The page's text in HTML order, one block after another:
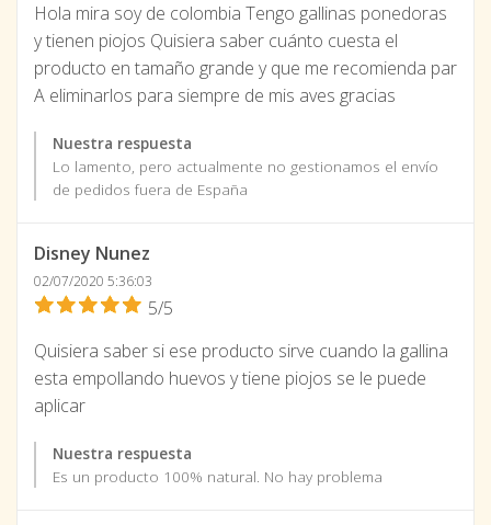
Hola mira soy de colombia Tengo gallinas ponedoras
y tienen piojos Quisiera saber cuánto cuesta el
producto en tamaño grande y que me recomienda par
A eliminarlos para siempre de mis aves gracias
Nuestra respuesta
Lo lamento, pero actualmente no gestionamos el envío
de pedidos fuera de España
Disney Nunez
02/07/2020 5:36:03
5/5
Quisiera saber si ese producto sirve cuando la gallina
esta empollando huevos y tiene piojos se le puede
aplicar
Nuestra respuesta
Es un producto 100% natural. No hay problema